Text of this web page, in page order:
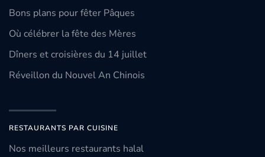
Bons plans pour fêter Pâques
Où célébrer la fête des Mères
Dîners et croisières du 14 juillet
Réveillon du Nouvel An Chinois
RESTAURANTS PAR CUISINE
Nos meilleurs restaurants halal